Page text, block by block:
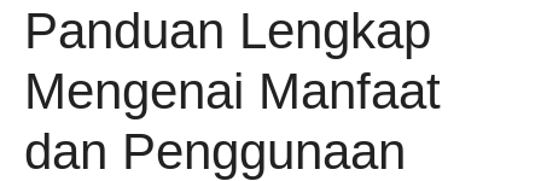
Panduan Lengkap
Mengenai Manfaat
dan Penggunaan